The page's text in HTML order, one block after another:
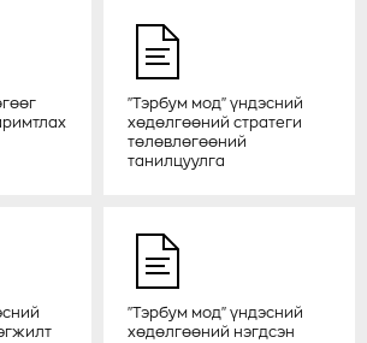
“НОГООН ХЭРЭМ” ТӨСЛИЙН
ОЙЖУУЛАЛТЫН ХЭЛТСИЙН АХЛАХ
МЕНЕЖЕР, АГРОНОМИЧ Ч.ОДСҮРЭН:
МОД ТАРИХ, УРГУУЛАХ АЖИЛ БОЛ
БҮХ АРД ТҮМНИЙ ҮЙЛ ХЭРЭГ
2024-04-02
ТАЛБАЙГ ОЙЖУУЛАХАД БИЕЧЛЭН
ОРОЛЦСОН НЬ ОДОО АМЖИЛТТАЙ
УРГАЖ БАЙНА
2024-04-01
"Тэрбум мод" үндэсний
хөдөлгөөний стратеги
төлөвлөгөөний
танилцуулга
"Тэрбум мод" үндэсний
хөдөлгөөний нэгдсэн